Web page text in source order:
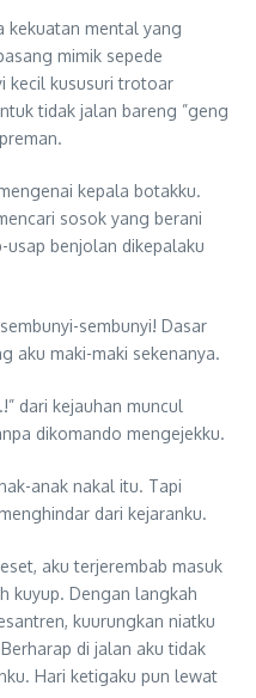
kekuatan mental yang
mimik sepede
kecil kususuri trotoar
tidak jalan bareng ”geng
kepala botakku.
sosok yang berani
usap benjolan dikepalaku
sembunyi! Dasar
aku maki-maki sekenanya.
dari kejauhan muncul
dikomando mengejekku.
anak nakal itu. Tapi
dari kejaranku.
aku terjerembab masuk
kuyup. Dengan langkah
kuurungkan niatku
di jalan aku tidak
Hari ketigaku pun lewat